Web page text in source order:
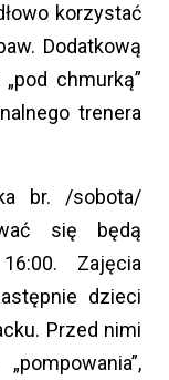
korzystać
Dodatkową
chmurką”
trenera
br. /sobota/
się będą
Zajęcia
dzieci
Przed nimi